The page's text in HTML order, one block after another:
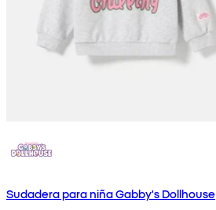
Sudadera para niña Gabby's Dollhouse